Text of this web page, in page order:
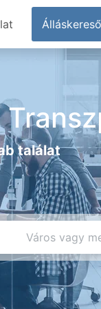
találat